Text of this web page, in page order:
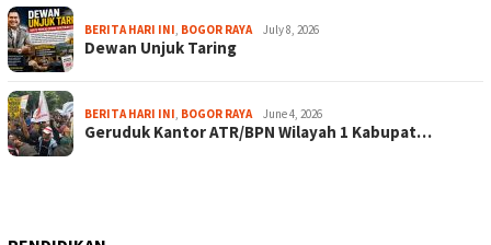
BERITA HARI INI, BOGOR RAYA July 8, 2026
Dewan Unjuk Taring
BERITA HARI INI, BOGOR RAYA June 4, 2026
Geruduk Kantor ATR/BPN Wilayah 1 Kabupat…